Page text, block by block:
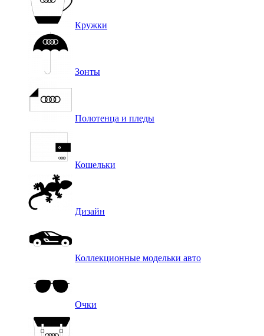
Кружки
Зонты
Полотенца и пледы
Кошельки
Дизайн
Коллекционные модельки авто
Очки